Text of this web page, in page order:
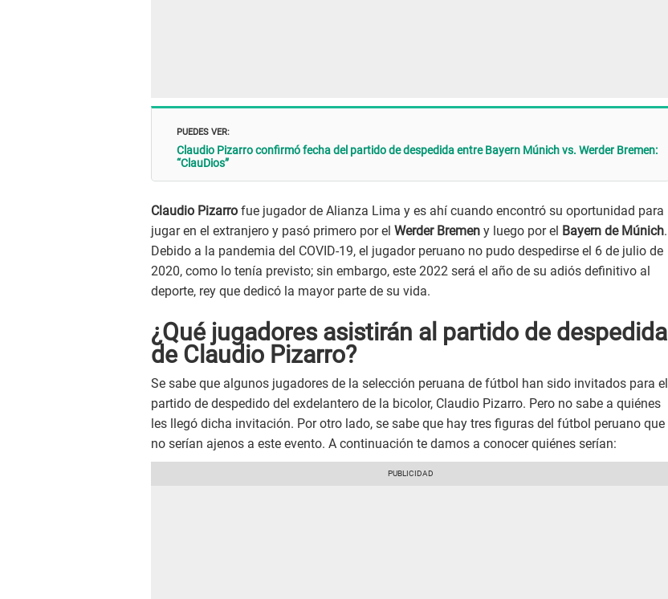
PUEDES VER:
Claudio Pizarro confirmó fecha del partido de despedida entre Bayern Múnich vs. Werder Bremen:
“ClauDios”
Claudio Pizarro fue jugador de Alianza Lima y es ahí cuando encontró su oportunidad para
jugar en el extranjero y pasó primero por el Werder Bremen y luego por el Bayern de Múnich.
Debido a la pandemia del COVID-19, el jugador peruano no pudo despedirse el 6 de julio de
2020, como lo tenía previsto; sin embargo, este 2022 será el año de su adiós definitivo al
deporte, rey que dedicó la mayor parte de su vida.
¿Qué jugadores asistirán al partido de despedida
de Claudio Pizarro?
Se sabe que algunos jugadores de la selección peruana de fútbol han sido invitados para el
partido de despedido del exdelantero de la bicolor, Claudio Pizarro. Pero no sabe a quiénes
les llegó dicha invitación. Por otro lado, se sabe que hay tres figuras del fútbol peruano que
no serían ajenos a este evento. A continuación te damos a conocer quiénes serían: